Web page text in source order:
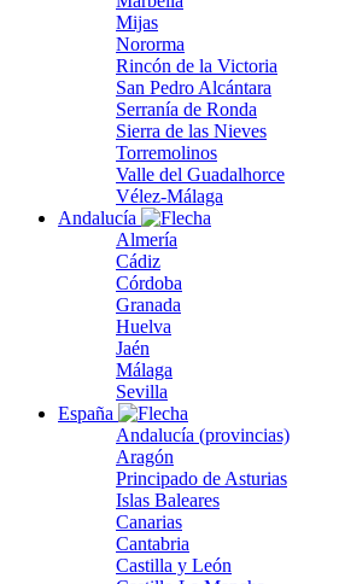
Mijas
Nororma
Rincón de la Victoria
San Pedro Alcántara
Serranía de Ronda
Sierra de las Nieves
Torremolinos
Valle del Guadalhorce
Vélez-Málaga
Andalucía
Almería
Cádiz
Córdoba
Granada
Huelva
Jaén
Málaga
Sevilla
España
Andalucía (provincias)
Aragón
Principado de Asturias
Islas Baleares
Canarias
Cantabria
Castilla y León